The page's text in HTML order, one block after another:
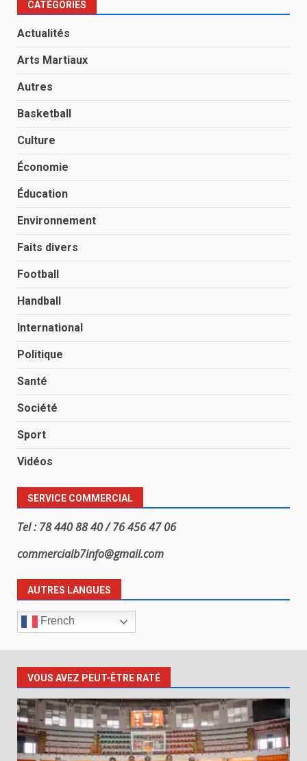
CATÉGORIES
Actualités
Arts Martiaux
Autres
Basketball
Culture
Économie
Éducation
Environnement
Faits divers
Football
Handball
International
Politique
Santé
Société
Sport
Vidéos
SERVICE COMMERCIAL
Tel : 78 440 88 40 / 76 456 47 06
commercialb7info@gmail.com
AUTRES LANGUES
French
VOUS AVEZ PEUT-ÊTRE RATÉ